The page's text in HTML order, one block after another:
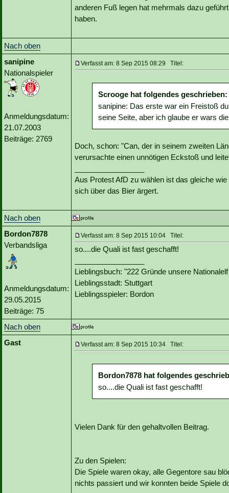
anderen Fuß legen hat mehrmals dazu
haben.
Nach oben
sanipine
Nationalspieler
Anmeldungsdatum:
21.07.2003
Beiträge: 2769
Verfasst am: 8 Sep 2015 08:29 Titel:
Scrooge hat folgendes geschrieben:
sanipine: Das erste war ein Freistoß
seine Seite, aber ich glaube er wars
Doch, schon: "Can, der in seinem zweiten
verursachte einen unnötigen Eckstoß und
Aus Protest AfD zu wählen ist das gleiche
sich über das Bier ärgert.
Nach oben
Bordon7878
Verbandsliga
Anmeldungsdatum:
29.05.2015
Beiträge: 75
Verfasst am: 8 Sep 2015 10:04 Titel:
so....die Quali ist fast geschafft!
Lieblingsbuch: "222 Gründe unsere
Lieblingsstadt: Stuttgart
Lieblingsspieler: Bordon
Nach oben
Gast
Verfasst am: 8 Sep 2015 10:34 Titel:
Bordon7878 hat folgendes
so....die Quali ist fast geschafft!
Vielen Dank für den gehaltvollen Beitrag.
Zu den Spielen:
Die Spiele waren okay, alle Gegentore sau
nichts passiert und wir konnten beide Spiele